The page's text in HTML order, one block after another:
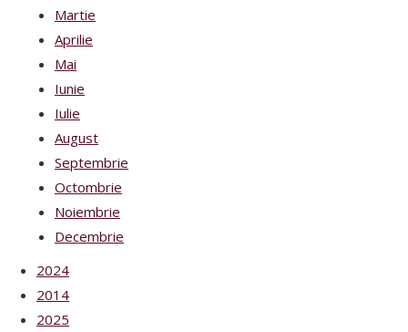
Martie
Aprilie
Mai
Iunie
Iulie
August
Septembrie
Octombrie
Noiembrie
Decembrie
2024
2014
2025